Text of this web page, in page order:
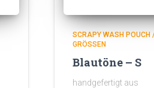
SCRAPY WASH POUCH
GRÖSSEN
Blautöne – S
handgefertigt aus